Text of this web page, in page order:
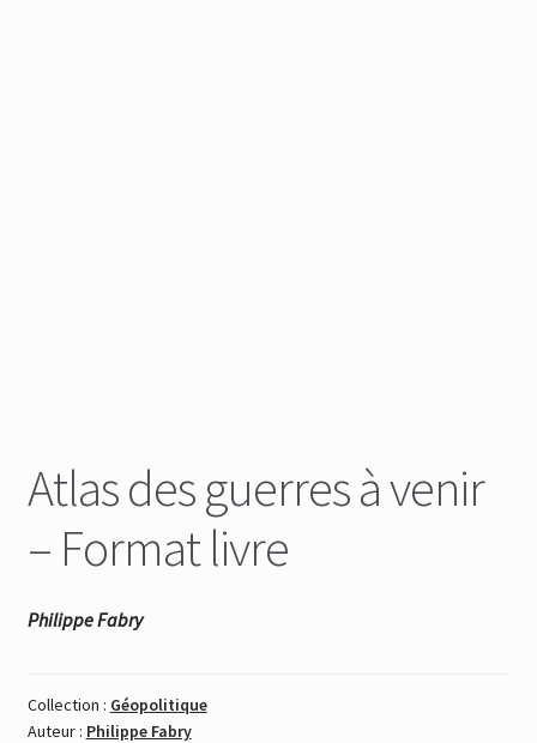
Atlas des guerres à venir
– Format livre
Philippe Fabry
Collection : Géopolitique
Auteur : Philippe Fabry